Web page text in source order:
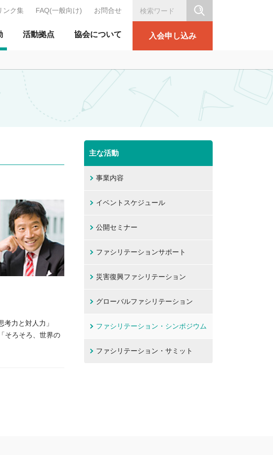
ファシリテーション協会
活動拠点 協会について 入会申し込み
ンク集 FAQ(一般向け) お問合せ
力と対人力」
そろそろ、世界の
主な活動
事業内容
イベントスケジュール
公開セミナー
ファシリテーションサポート
災害復興ファシリテーション
グローバルファシリテーション
ファシリテーション・シンポジウム
ファシリテーション・サミット